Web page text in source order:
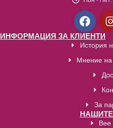
ИНФОРМАЦИЯ ЗА КЛИЕНТИ
История
Мнение на
За
Bee